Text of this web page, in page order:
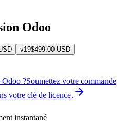
Odoo
v19$499.00 USD
Odoo ?Soumettez votre commande
votre clé de licence.
instantané